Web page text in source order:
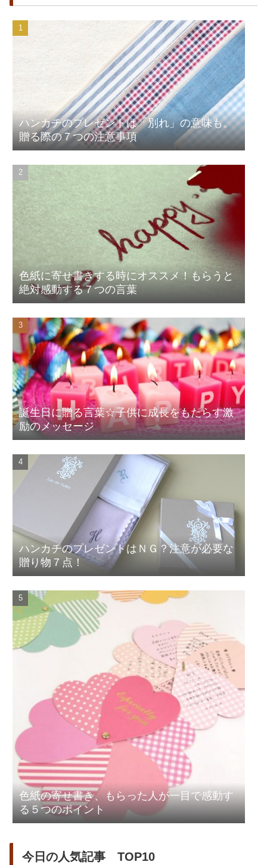
ハンカチのプレゼントは「別れ」の意味も。
贈る際の７つの注意事項
色紙に寄せ書きする時にオススメ！もらうと
絶対感動する７つの言葉
誕生日に贈る言葉☆子供に成長をもたらす激
励のメッセージ
ハンカチのプレゼントはＮＧ？注意が必要な
贈り物７点！
色紙の寄せ書き、もらった人が一目で感動す
る５つのポイント
今日の人気記事 TOP10